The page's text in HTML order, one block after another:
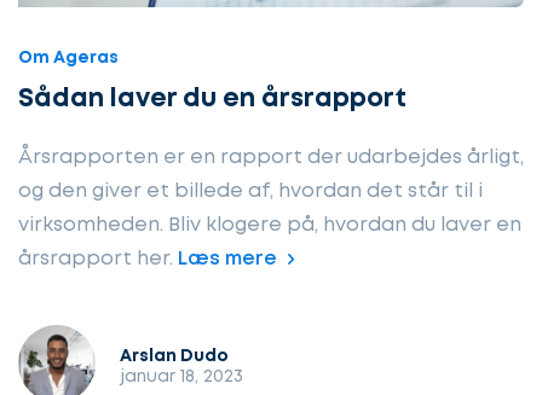
Om Ageras
Sådan laver du en årsrapport
Årsrapporten er en rapport der udarbejdes årligt,
og den giver et billede af, hvordan det står til i
virksomheden. Bliv klogere på, hvordan du laver en
årsrapport her. Læs mere
Arslan Dudo
januar 18, 2023